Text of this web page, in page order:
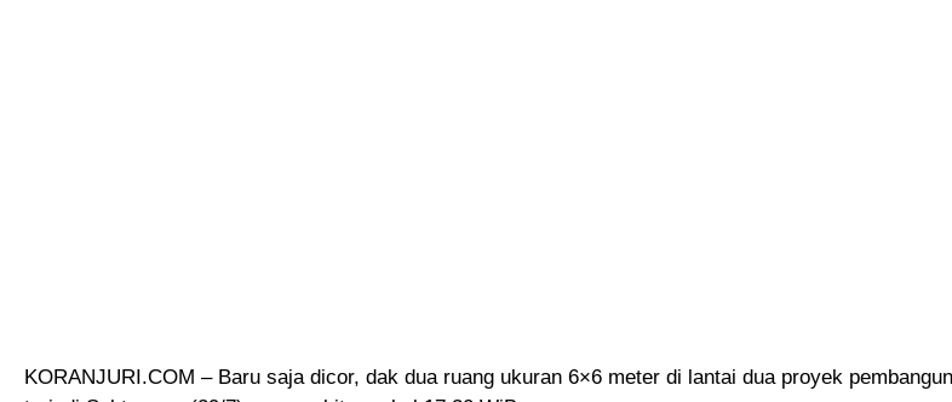
KORANJURI.COM – Baru saja dicor, dak dua ruang ukuran 6×6 meter di lantai dua proyek